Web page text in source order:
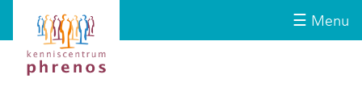
☰ Menu
Kenniscentrum
Phrenos
website